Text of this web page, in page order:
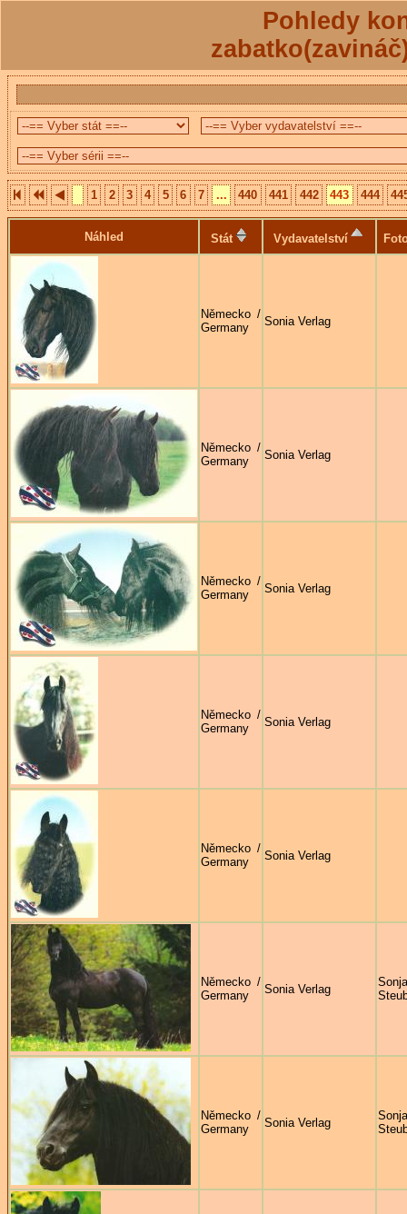
Pohledy
1 2 3 4 5 6 7 ... 440 441 442 443 444
Náhled Stát Vydavatelství
Německo /
Germany
Sonia Verlag
Německo /
Germany
Sonia Verlag
Německo /
Germany
Sonia Verlag
Německo /
Germany
Sonia Verlag
Německo /
Germany
Sonia Verlag
Německo /
Germany
Sonia Verlag
Sonja
Německo /
Germany
Sonia Verlag
Sonja